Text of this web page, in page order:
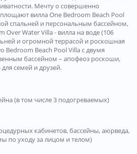
Мечту о совершенно
вилла One Bedroom Beach Pool
спальней и персональным бассейном,
Over Water Villa - вилла на воде (106
и огромной террасой и роскошная
Bedroom Beach Pool Villa с двумя
бассейном – апофеоз роскоши,
семей и друзей.
(в том числе 3 подогреваемых)
кабинетов, бассейны, аюрведа,
по уходу за лицом и телом)